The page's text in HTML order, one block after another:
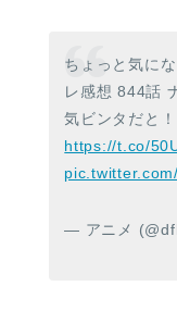
ちょっと気に
レ感想 844話
気ビンタだと
https://t.co/
— アニメ